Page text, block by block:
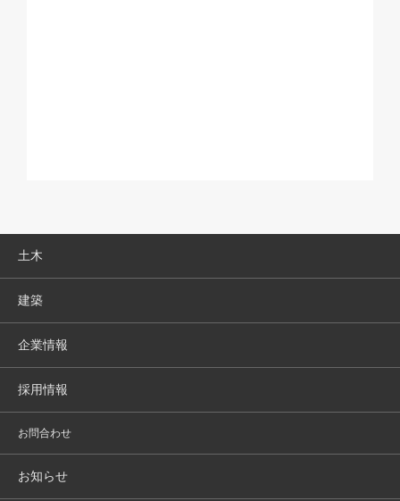
土木
建築
企業情報
採用情報
お問合わせ
お知らせ